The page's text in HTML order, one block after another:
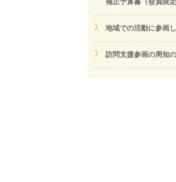
地域での活動に参画
訪問支援参画の周知